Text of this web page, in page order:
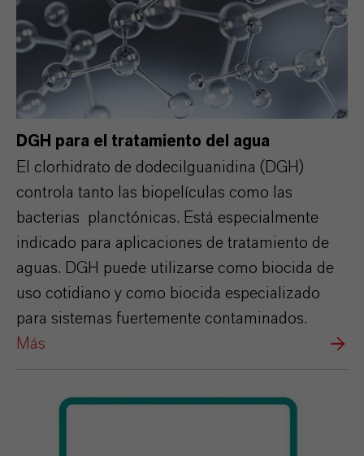
DGH para el tratamiento del agua
El clorhidrato de dodecilguanidina (DGH)
controla tanto las biopelículas como las
bacterias planctónicas. Está especialmente
indicado para aplicaciones de tratamiento de
aguas. DGH puede utilizarse como biocida de
uso cotidiano y como biocida especializado
para sistemas fuertemente contaminados.
Más